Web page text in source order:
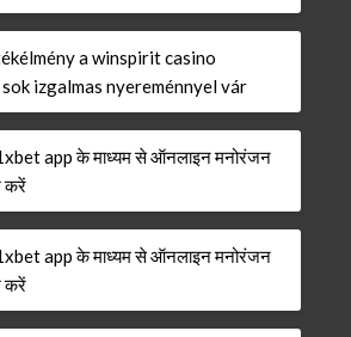
a winspirit casino
izgalmas nyereménnyel vár
1xbet app के माध्यम से ऑनलाइन मनोरंजन
करें
1xbet app के माध्यम से ऑनलाइन मनोरंजन
करें